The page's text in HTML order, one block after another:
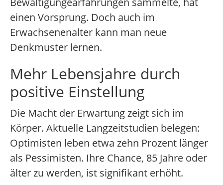
einen Vorsprung. Doch auch im
Erwachsenenalter kann man neue
Denkmuster lernen.
Mehr Lebensjahre durch
positive Einstellung
Die Macht der Erwartung zeigt sich im
Körper. Aktuelle Langzeitstudien belegen:
Optimisten leben etwa zehn Prozent länger
als Pessimisten. Ihre Chance, 85 Jahre oder
älter zu werden, ist signifikant erhöht.